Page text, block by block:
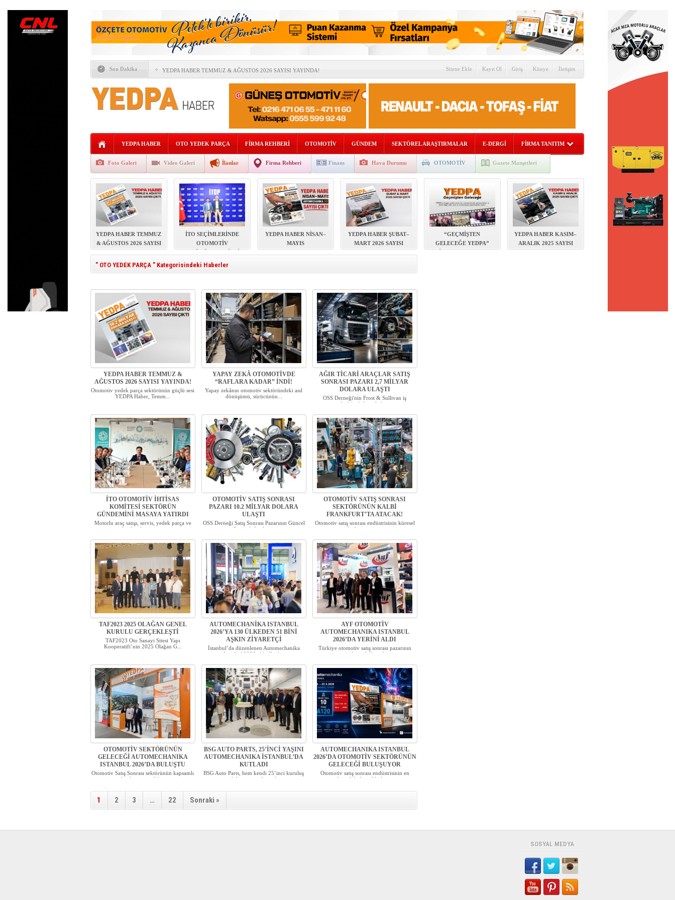
Son Dakika YEDPA HABER TEMMUZ & AĞUSTOS 2026 SAYISI YAYINDA!
ÖTV’DE YENİ DÖNEM “FİYATTAN” ÇOK BELİRSİZLİKLERİ ARTIRABİLİR
İTO SEÇİMLERİNDE OTOMOTİV SEKTÖRÜNDEN BİRLİK MESAJI
YAPAY ZEKÂ OTOMOTİVDE “RAFLARA KADAR” İNDİ!
FORD VE GEELY AUTO’DAN AVRUPA’DA STRATEJİK ORTAKLIK!
ALLİANZ TRADE: KÜRESEL BÜYÜME %2,5’E GERİLEYEBİLİR
KaguTech Systems,İŞLETMENİZİ DİJİTAL DÖNÜŞÜMLE GELECEĞE TAŞIYOR
AĞIR TİCARİ ARAÇLAR SATIŞ SONRASI PAZARI 2,7 MİLYAR DOLARA ULAŞTI
YEDPA’DA HUKUKİ ZAFERİN ARDINDAN İMAR SÜRECİ HIZ KAZANDI
Sitene Ekle Kayıt Ol Giriş Künye İletişim
YEDPA HABER OTO YEDEK PARÇA FİRMA REHBERİ OTOMOTİV GÜNDEM SEKTÖREL ARAŞTIRMALAR E-DERGİ FİRMA TANITIM
Foto Galeri Video Galeri İlanlar Firma Rehberi Finans Hava Durumu OTOMOTİV Gazete Manşetleri
YEDPA HABER TEMMUZ
& AĞUSTOS 2026 SAYISI
İTO SEÇİMLERİNDE
OTOMOTİV
MESAJI
YEDPA HABER NİSAN–
MAYIS
YEDPA HABER ŞUBAT–
MART 2026 SAYISI
“GEÇMİŞTEN
GELECEĞE YEDPA”
YEDPA HABER KASIM–
ARALIK 2025 SAYISI
" OTO YEDEK PARÇA " Kategorisindeki Haberler
YEDPA HABER TEMMUZ &
AĞUSTOS 2026 SAYISI YAYINDA!
Otomotiv yedek parça sektörünün güçlü sesi
YEDPA Haber, Temm...
YAPAY ZEKÂ OTOMOTİVDE
“RAFLARA KADAR” İNDİ!
Yapay zekânın otomotiv sektöründeki asıl
dönüşümü, sürücünün...
AĞIR TİCARİ ARAÇLAR SATIŞ
SONRASI PAZARI 2,7 MİLYAR
DOLARA ULAŞTI
OSS Derneği'nin Frost & Sullivan iş
birliğiyle hazırladı...
İTO OTOMOTİV İHTİSAS
KOMİTESİ SEKTÖRÜN
GÜNDEMİNİ MASAYA YATIRDI
Motorlu araç satışı, servis, yedek parça ve
lastik sektörünü...
OTOMOTİV SATIŞ SONRASI
PAZARI 10.2 MİLYAR DOLARA
ULAŞTI
OSS Derneği Satış Sonrası Pazarının Güncel
Stratejik Analizi...
OTOMOTİV SATIŞ SONRASI
SEKTÖRÜNÜN KALBİ
FRANKFURT’TA ATACAK!
Otomotiv satış sonrası endüstrisinin küresel
ölçekte en pres...
TAF2023 2025 OLAĞAN GENEL
KURULU GERÇEKLEŞTİ
TAF2023 Oto Sanayi Sitesi Yapı
Kooperatifi’nin 2025 Olağan G...
AUTOMECHANİKA ISTANBUL
2026’YA 130 ÜLKEDEN 51 BİNİ
AŞKIN ZİYARETÇİ
İstanbul’da düzenlenen Automechanika
Istanbul 2026, 41 ülked...
AYF OTOMOTİV
AUTOMECHANIKA ISTANBUL
2026’DA YERİNİ ALDI
Türkiye otomotiv satış sonrası pazarının
önemli markalarında...
OTOMOTİV SEKTÖRÜNÜN
GELECEĞİ AUTOMECHANIKA
ISTANBUL 2026’DA BULUŞTU
Otomotiv Satış Sonrası sektörünün kapsamlı
katılım gösterdiğ...
BSG AUTO PARTS, 25’İNCİ YAŞINI
AUTOMECHANIKA İSTANBUL’DA
KUTLADI
BSG Auto Parts, hem kendi 25’inci kuruluş
yıl dönümünü hem d...
AUTOMECHANIKA ISTANBUL
2026’DA OTOMOTİV SEKTÖRÜNÜN
GELECEĞİ BULUŞUYOR
Otomotiv satış sonrası endüstrisinin en
büyük bölgesel buluş...
1 2 3 … 22 Sonraki »
SOSYAL MEDYA